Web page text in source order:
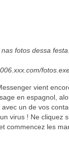
nas fotos dessa
vient
en espagnol,
un de vos
virus ! Ne cliquez
commencez les